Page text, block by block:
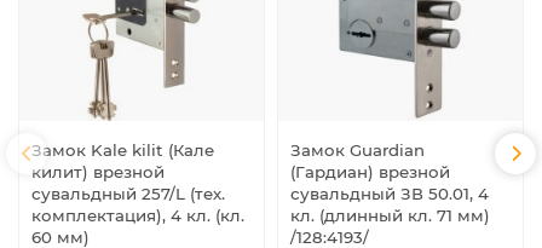
Замок Kale kilit (Кале
килит) врезной
сувальдный 257/L (тех.
комплектация), 4 кл. (кл.
60 мм)
Замок Guardian
(Гардиан) врезной
сувальдный ЗВ 50.01, 4
кл. (длинный кл. 71 мм)
/128:4193/